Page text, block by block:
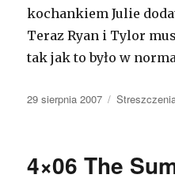
kochankiem Julie
Teraz Ryan i Tylor
tak jak to było w
Opublikowano
29 sierpnia 2007 Kategorie
4×06 The